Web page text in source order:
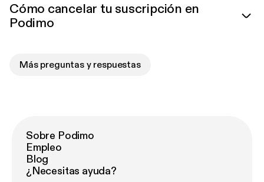
Cómo cancelar tu suscripción en
Podimo
Más preguntas y respuestas
Sobre Podimo
Empleo
Blog
¿Necesitas ayuda?